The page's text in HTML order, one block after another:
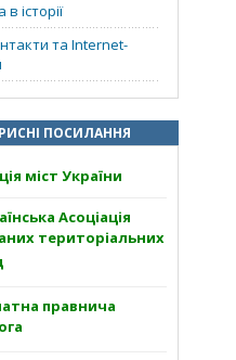
історії
та Internet-
ПОСИЛАННЯ
міст України
Асоціація
територіальних
правнича